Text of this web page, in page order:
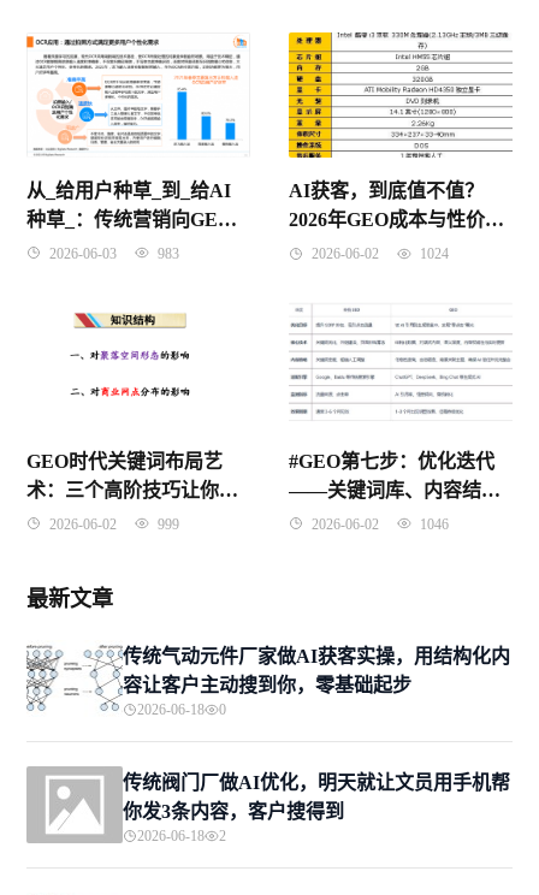
从_给用户种草_到_给AI
种草_：传统营销向GEO
的范式转移
2026-06-03 983
AI获客，到底值不值？
2026年GEO成本与性价比
终极解密
2026-06-02 1024
GEO时代关键词布局艺
术：三个高阶技巧让你的
内容既精准又自然
2026-06-02 999
#GEO第七步：优化迭代
——关键词库、内容结构
与平台策略的动态调整
2026-06-02 1046
最新文章
传统气动元件厂家做AI获客实操，用结构化内
容让客户主动搜到你，零基础起步
2026-06-18 0
传统阀门厂做AI优化，明天就让文员用手机帮
你发3条内容，客户搜得到
2026-06-18 2